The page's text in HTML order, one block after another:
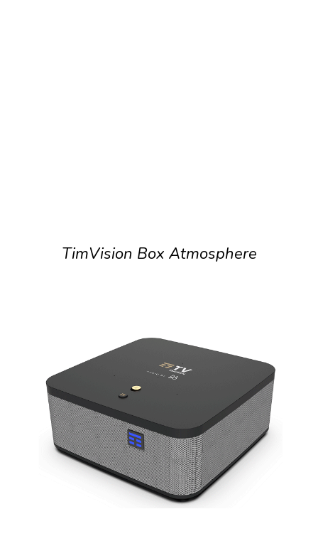
TimVision Box Atmosphere